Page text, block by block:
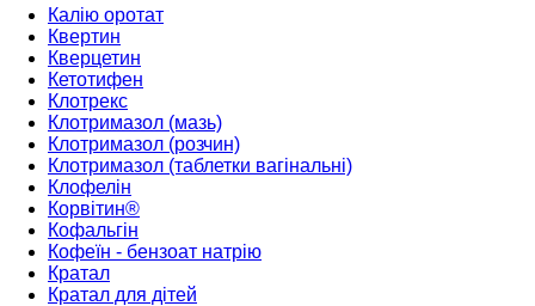
Калію оротат
Квертин
Кверцетин
Кетотифен
Клотрекс
Клотримазол (мазь)
Клотримазол (розчин)
Клотримазол (таблетки вагінальні)
Клофелін
Корвітин®
Кофальгін
Кофеїн - бензоат натрію
Кратал
Кратал для дітей